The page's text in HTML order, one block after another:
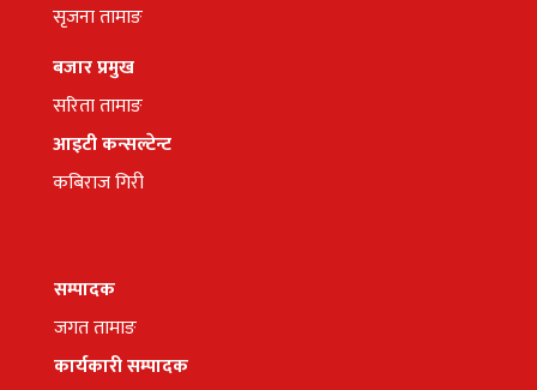
सृजना तामाङ
बजार प्रमुख
सरिता तामाङ
आइटी कन्सल्टेन्ट
कबिराज गिरी
सम्पादक
जगत तामाङ
कार्यकारी सम्पादक